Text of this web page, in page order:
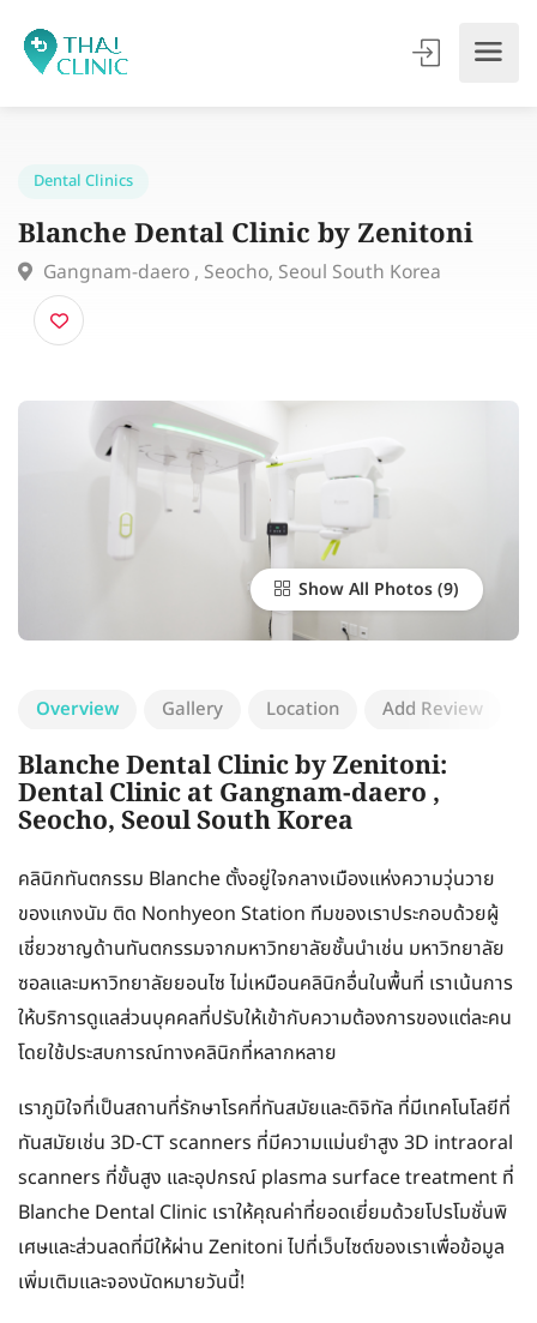
Blanche Dental Clinic by Zenitoni
Gangnam-daero , Seocho, Seoul South Korea
Show All Photos
Overview Gallery Location Add Review
Blanche Dental Clinic by Zenitoni:
Dental Clinic at Gangnam-daero ,
Seocho, Seoul South Korea
คลินิกทันตกรรม Blanche ตั้งอยู่ใจกลางเมืองแห่งความวุ่นวาย
ของแกงนัม ติด Nonhyeon Station ทีมของเราประกอบด้วยผู้
เชี่ยวชาญด้านทันตกรรมจากมหาวิทยาลัยชั้นนำเช่น มหาวิทยาลัย
ซอลและมหาวิทยาลัยยอนไซ ไม่เหมือนคลินิกอื่นในพื้นที่ เราเน้นการ
ให้บริการดูแลส่วนบุคคลที่ปรับให้เข้ากับความต้องการของแต่ละคน
โดยใช้ประสบการณ์ทางคลินิกที่หลากหลาย
เราภูมิใจที่เป็นสถานที่รักษาโรคที่ทันสมัยและดิจิทัล ที่มีเทคโนโลยีที่
ทันสมัยเช่น 3D-CT scanners ที่มีความแม่นยำสูง 3D intraoral
scanners ที่ขั้นสูง และอุปกรณ์ plasma surface treatment ที่
Blanche Dental Clinic เราให้คุณค่าที่ยอดเยี่ยมด้วยโปรโมชั่นพิ
เศษและส่วนลดที่มีให้ผ่าน Zenitoni ไปที่เว็บไซต์ของเราเพื่อข้อมูล
เพิ่มเติมและจองนัดหมายวันนี้!